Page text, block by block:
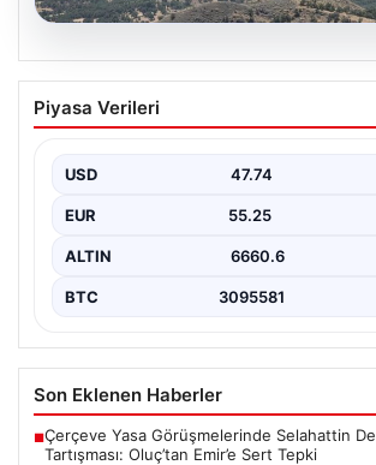
Adıyaman Gerger’de Orman
Müdahale Çalışmaları Devam
ediyor. Çobanpınar ile Kütüklü köyleri
geniş…
Piyasa Verileri
USD 47.74
EUR 55.25
ALTIN 6660.6
BTC 3095581
Son Eklenen Haberler
■Çerçeve Yasa Görüşmelerinde Selahattin
Tartışması: Oluç’tan Emir’e Sert Tepki